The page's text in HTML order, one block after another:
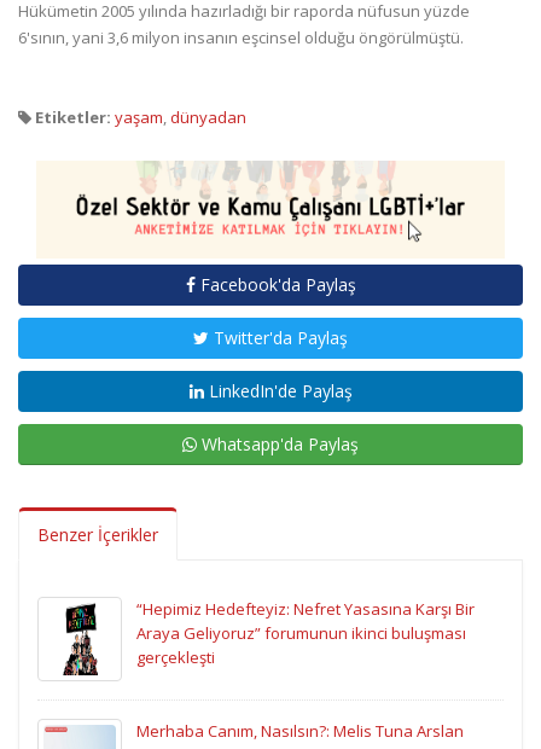
Hükümetin 2005 yılında hazırladığı bir raporda nüfusun yüzde
6'sının, yani 3,6 milyon insanın eşcinsel olduğu öngörülmüştü.
Etiketler: yaşam,dünyadan
Facebook'da Paylaş
Twitter'da Paylaş
LinkedIn'de Paylaş
Whatsapp'da Paylaş
Benzer İçerikler
“Hepimiz Hedefteyiz: Nefret Yasasına Karşı Bir
Araya Geliyoruz” forumunun ikinci buluşması
gerçekleşti
Merhaba Canım, Nasılsın?: Melis Tuna Arslan